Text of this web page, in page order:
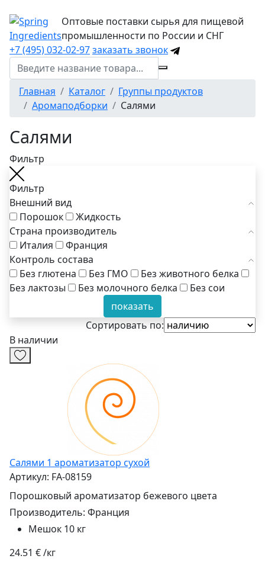
Оптовые поставки сырья для пищевой
промышленности по России и СНГ
+7 (495) 032-02-97заказать звонок
Главная Каталог
Группы продуктов
Аромаподборки
Салями
Салями
Фильтр
Фильтр
Внешний вид
Порошок
Жидкость
Страна производитель
Италия
Франция
Контроль состава
Без глютена
Без ГМО
Без животного белка
Без лактозы
Без молочного белка
Без сои
показать
Сортировать по:
В наличии
Салями 1 ароматизатор сухой
Артикул: FA-08159
Порошковый ароматизатор бежевого цвета
Производитель: Франция
Мешок 10 кг
24.51 € /кг